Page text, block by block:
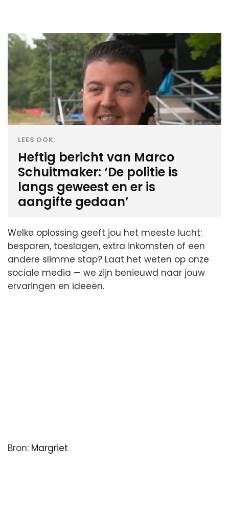
LEES OOK:
Heftig bericht van Marco
Schuitmaker: ‘De politie is
langs geweest en er is
aangifte gedaan’
Welke oplossing geeft jou het meeste lucht:
besparen, toeslagen, extra inkomsten of een
andere slimme stap? Laat het weten op onze
sociale media — we zijn benieuwd naar jouw
ervaringen en ideeën.
Bron: Margriet